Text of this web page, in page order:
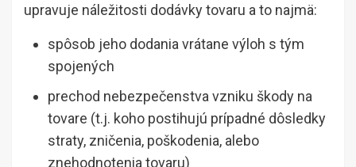
upravuje náležitosti dodávky tovaru a to najmä:
spôsob jeho dodania vrátane výloh s tým
spojených
prechod nebezpečenstva vzniku škody na
tovare (t.j. koho postihujú prípadné dôsledky
straty, zničenia, poškodenia, alebo
znehodnotenia tovaru)